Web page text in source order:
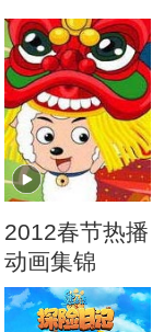
2012春节热播
动画集锦